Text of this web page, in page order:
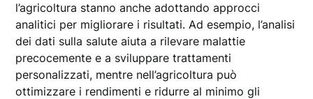
l’agricoltura stanno anche adottando approcci
analitici per migliorare i risultati. Ad esempio, l’analisi
dei dati sulla salute aiuta a rilevare malattie
precocemente e a sviluppare trattamenti
personalizzati, mentre nell’agricoltura può
ottimizzare i rendimenti e ridurre al minimo gli